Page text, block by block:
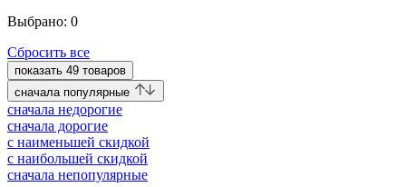
Выбрано: 0
Сбросить все
показать 49 товаров
cначала популярные
cначала недорогие
cначала дорогие
c наименьшей скидкой
c наибольшей скидкой
сначала непопулярные